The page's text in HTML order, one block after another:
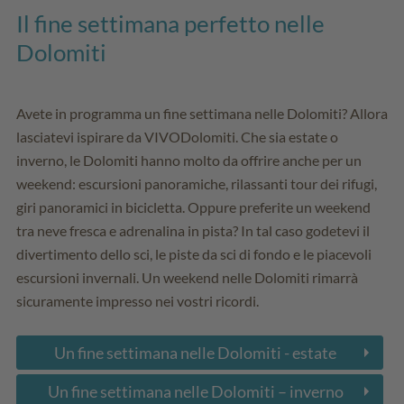
Il fine settimana perfetto nelle
Dolomiti
Avete in programma un fine settimana nelle Dolomiti? Allora
lasciatevi ispirare da VIVODolomiti. Che sia estate o
inverno, le Dolomiti hanno molto da offrire anche per un
weekend: escursioni panoramiche, rilassanti tour dei rifugi,
giri panoramici in bicicletta. Oppure preferite un weekend
tra neve fresca e adrenalina in pista? In tal caso godetevi il
divertimento dello sci, le piste da sci di fondo e le piacevoli
escursioni invernali. Un weekend nelle Dolomiti rimarrà
sicuramente impresso nei vostri ricordi.
Un fine settimana nelle Dolomiti - estate
Un fine settimana nelle Dolomiti – inverno